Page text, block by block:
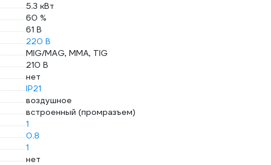
5.3 кВт
60 %
61 В
220 В
MIG/MAG, MMA, TIG
210 В
нет
IP21
воздушное
встроенный (промразъем)
1
0.8
1
нет